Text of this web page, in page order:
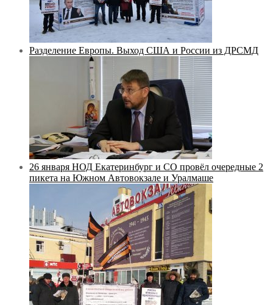
Разделение Европы. Выход США и России из ДРСМД
26 января НОД Екатеринбург и СО провёл очередные 2
пикета на Южном Автовокзале и Уралмаше